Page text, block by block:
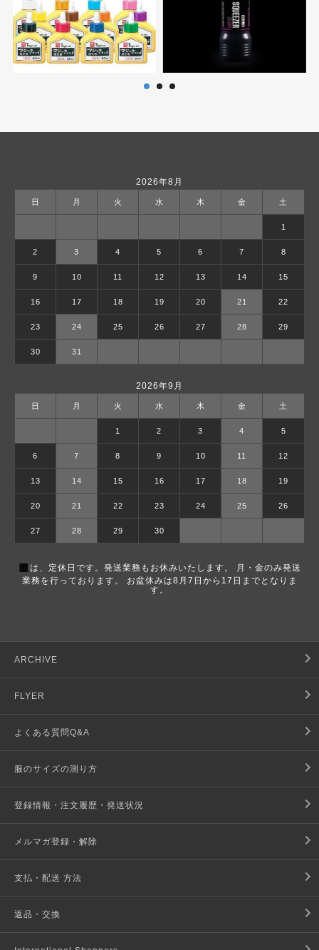
2026年8月
日 月 火 水 木 金 土
1
2 3 4 5 6 7 8
9 10 11 12 13 14 15
16 17 18 19 20 21 22
23 24 25 26 27 28 29
30 31
2026年9月
日 月 火 水 木 金 土
1 2 3 4 5
6 7 8 9 10 11 12
13 14 15 16 17 18 19
20 21 22 23 24 25 26
27 28 29 30
■ は、定休日です。発送業務もお休みいたします。 月・金のみ発送
業務を行っております。 お盆休みは8月7日から17日までとなりま
す。
ARCHIVE
FLYER
よくある質問Q&A
服のサイズの測り方
登録情報・注文履歴・発送状況
メルマガ登録・解除
支払・配送 方法
返品・交換